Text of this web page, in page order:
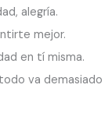
alegría.
mejor.
en tí misma.
va demasiado